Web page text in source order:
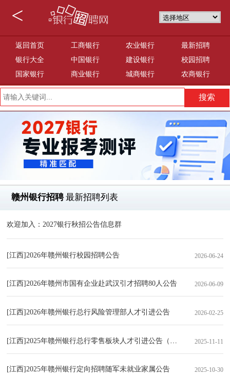
<
返回首页 工商银行 农业银行
最新招聘
银行大全
中国银行 建设银行
校园招聘
国家银行
商业银行 城商银行 农商银行
赣州银行招聘最新招聘列表
欢迎加入：2027银行秋招公告信息群
[江西]2026年赣州银行校园招聘公告 2026-06-24
[江西]2026年赣州市国有企业赴武汉引才招聘80人公告 2026-06-09
[江西]2026年赣州银行总行风险管理部人才引进公告 2026-02-25
[江西]2025年赣州银行总行零售板块人才引进公告（11.11） 2025-11-11
[江西]2025年赣州银行定向招聘随军未就业家属公告 2025-10-30